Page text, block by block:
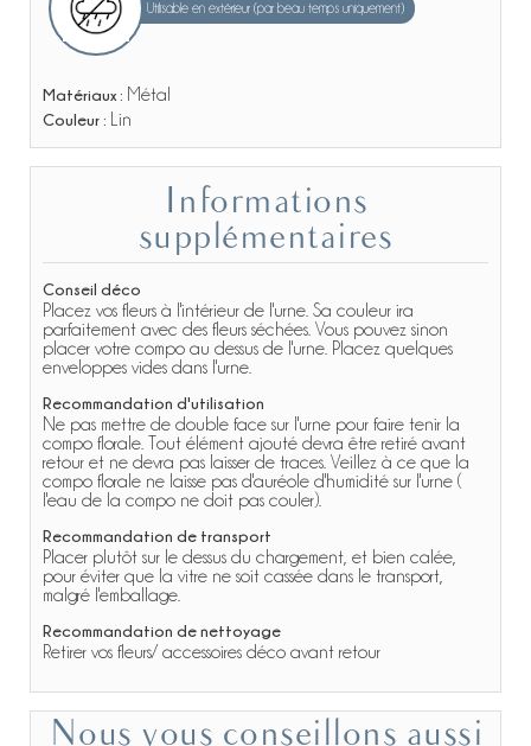
Utilisable en extérieur (par beau temps uniquement)
Matériaux : Métal
Couleur : Lin
supplémentaires
Conseil déco
Placez vos fleurs à l'intérieur de l'urne. Sa couleur ira
parfaitement avec des fleurs séchées. Vous pouvez sinon
placer votre compo au dessus de l'urne. Placez quelques
enveloppes vides dans l'urne.
Recommandation d'utilisation
Ne pas mettre de double face sur l'urne pour faire tenir la
compo florale. Tout élément ajouté devra être retiré avant
retour et ne devra pas laisser de traces. Veillez à ce que la
compo florale ne laisse pas d'auréole d'humidité sur l'urne (
l'eau de la compo ne doit pas couler).
Recommandation de transport
Placer plutôt sur le dessus du chargement, et bien calée,
pour éviter que la vitre ne soit cassée dans le transport,
malgré l'emballage.
Recommandation de nettoyage
Retirer vos fleurs/ accessoires déco avant retour
Nous vous conseillons aussi